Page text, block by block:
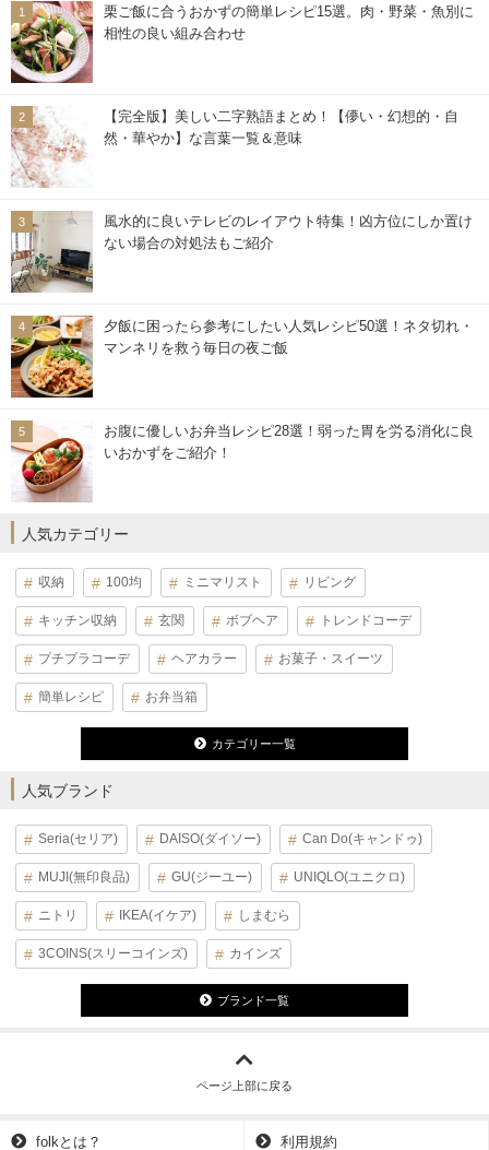
栗ご飯に合うおかずの簡単レシピ15選。肉・野菜・魚別に
相性の良い組み合わせ
【完全版】美しい二字熟語まとめ！【儚い・幻想的・自
然・華やか】な言葉一覧＆意味
風水的に良いテレビのレイアウト特集！凶方位にしか置け
ない場合の対処法もご紹介
夕飯に困ったら参考にしたい人気レシピ50選！ネタ切れ・
マンネリを救う毎日の夜ご飯
お腹に優しいお弁当レシピ28選！弱った胃を労る消化に良
いおかずをご紹介！
人気カテゴリー
収納 100均 ミニマリスト リビング
キッチン収納 玄関 ボブヘア トレンドコーデ
プチプラコーデ ヘアカラー お菓子・スイーツ
簡単レシピ お弁当箱
カテゴリー一覧
人気ブランド
Seria(セリア) DAISO(ダイソー) Can Do(キャンドゥ)
MUJI(無印良品) GU(ジーユー) UNIQLO(ユニクロ)
ニトリ IKEA(イケア) しまむら
3COINS(スリーコインズ) カインズ
ブランド一覧
ページ上部に戻る
folkとは？ 利用規約